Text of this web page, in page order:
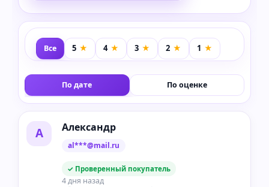
Все
По дате По оценке
А Александр
al***@mail.ru
✓ Проверенный покупатель
4 дня назад